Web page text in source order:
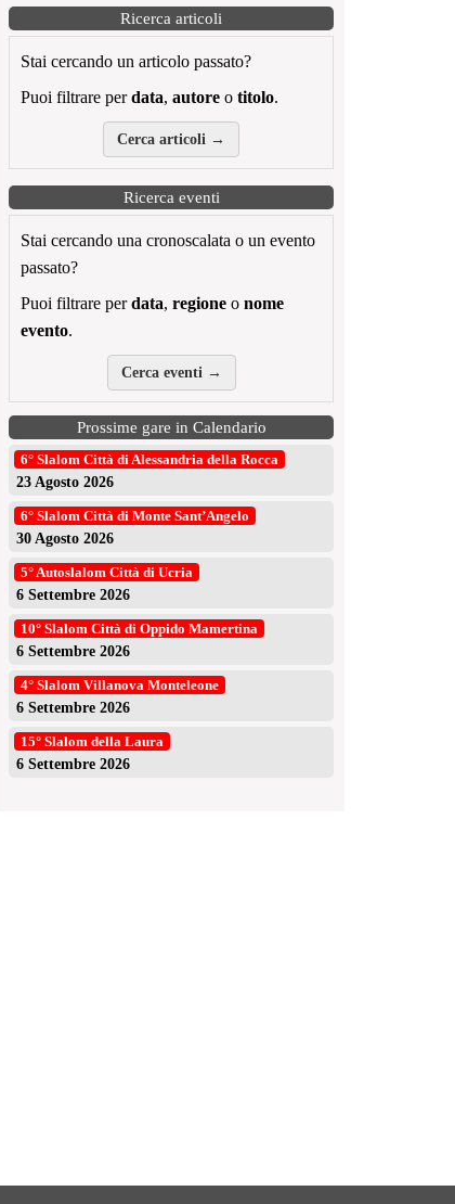
Ricerca articoli
Stai cercando un articolo passato?
Puoi filtrare perdata, autore o titolo.
Cerca articoli →
Ricerca eventi
Stai cercando una cronoscalata o un evento
passato?
Puoi filtrare perdata, regione o nome
evento.
Cerca eventi →
Prossime gare in Calendario
6° Slalom Città di Alessandria della Rocca
23 Agosto 2026
6° Slalom Città di Monte Sant’Angelo
30 Agosto 2026
5° Autoslalom Città di Ucria
6 Settembre 2026
10° Slalom Città di Oppido Mamertina
6 Settembre 2026
4° Slalom Villanova Monteleone
6 Settembre 2026
15° Slalom della Laura
6 Settembre 2026